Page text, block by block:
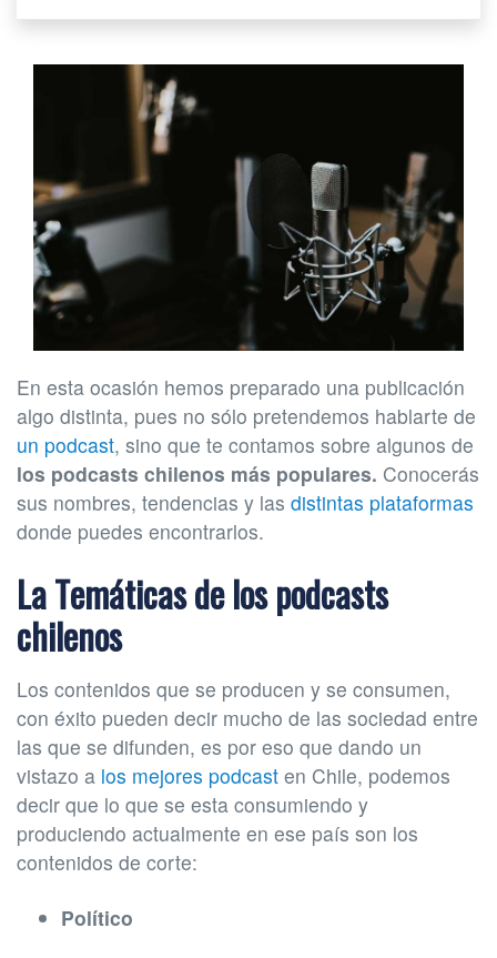
En esta ocasión hemos preparado una publicación
algo distinta, pues no sólo pretendemos hablarte de
un podcast, sino que te contamos sobre algunos de
los podcasts chilenos más populares. Conocerás
sus nombres, tendencias y las distintas plataformas
donde puedes encontrarlos.
La Temáticas de los podcasts
chilenos
Los contenidos que se producen y se consumen,
con éxito pueden decir mucho de las sociedad entre
las que se difunden, es por eso que dando un
vistazo a los mejores podcast en Chile, podemos
decir que lo que se esta consumiendo y
produciendo actualmente en ese país son los
contenidos de corte:
Político